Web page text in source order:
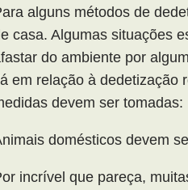
alguns métodos de
casa. Algumas situações
do ambiente por
em relação à dedetização
devem ser tomadas:
domésticos devem
incrível que pareça,